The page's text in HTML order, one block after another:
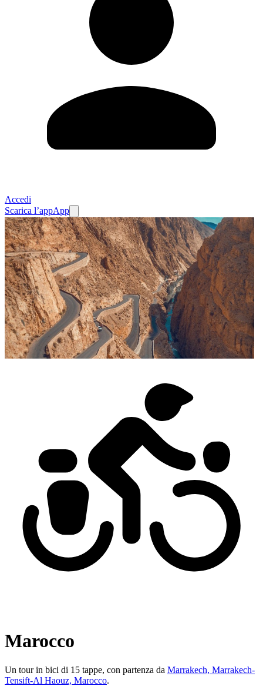
Accedi
Scarica l’appApp
Marocco
Un tour in bici di 15 tappe, con partenza da Marrakech, Marrakech-
Tensift-Al Haouz, Marocco.